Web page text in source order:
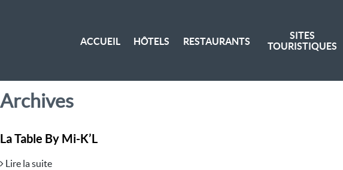
ACCUEIL HÔTELS RESTAURANTS
SITES
TOURISTIQUES
Archives
La Table By Mi-K’L
Lire la suite